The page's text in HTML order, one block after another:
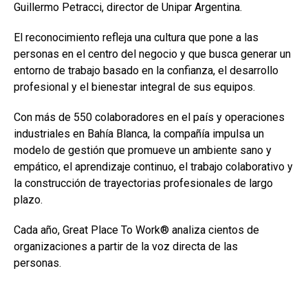
Guillermo Petracci, director de Unipar Argentina.
El reconocimiento refleja una cultura que pone a las
personas en el centro del negocio y que busca generar un
entorno de trabajo basado en la confianza, el desarrollo
profesional y el bienestar integral de sus equipos.
Con más de 550 colaboradores en el país y operaciones
industriales en Bahía Blanca, la compañía impulsa un
modelo de gestión que promueve un ambiente sano y
empático, el aprendizaje continuo, el trabajo colaborativo y
la construcción de trayectorias profesionales de largo
plazo.
Cada año, Great Place To Work® analiza cientos de
organizaciones a partir de la voz directa de las
personas.